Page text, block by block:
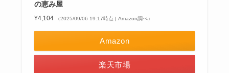
の恵み屋
¥4,104 （2025/09/06 19:17時点 | Amazon調べ）
Amazon
楽天市場